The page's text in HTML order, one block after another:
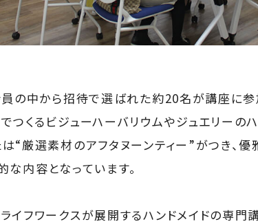
の中から招待で選ばれた約20名が講座に参
つくるビジューハーバリウムやジュエリーの
“厳選素材のアフタヌーンティー”がつき、
な内容となっています。
イフワークスが展開するハンドメイドの専門